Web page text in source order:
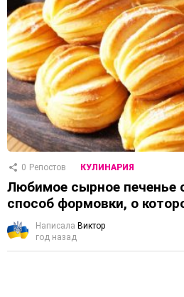
0 Репостов КУЛИНАРИЯ
Любимое сырное печенье
способ формовки, о
Написала Виктор
год назад